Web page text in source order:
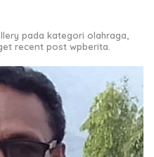
pada kategori olahraga,
recent post wpberita.